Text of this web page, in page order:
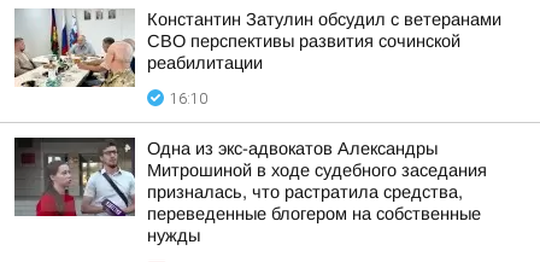
Константин Затулин обсудил с ветеранами
СВО перспективы развития сочинской
реабилитации
16:10
Одна из экс-адвокатов Александры
Митрошиной в ходе судебного заседания
призналась, что растратила средства,
переведенные блогером на собственные
нужды